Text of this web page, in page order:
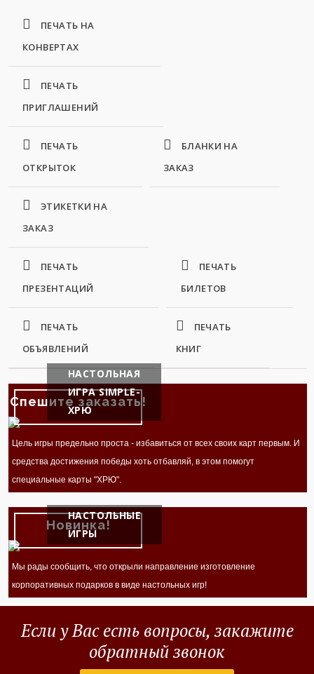
ПЕЧАТЬ НА
КОНВЕРТАХ
ПЕЧАТЬ
ПРИГЛАШЕНИЙ
ПЕЧАТЬ
ОТКРЫТОК
БЛАНКИ НА
ЗАКАЗ
ЭТИКЕТКИ НА
ЗАКАЗ
ПЕЧАТЬ
ПРЕЗЕНТАЦИЙ
ПЕЧАТЬ
БИЛЕТОВ
ПЕЧАТЬ
ОБЪЯВЛЕНИЙ
ПЕЧАТЬ
КНИГ
Спешите заказать!
НАСТОЛЬНАЯ
ИГРА SIMPLE-
ХРЮ
Цель игры предельно проста - избавиться от всех своих карт первым. И
средства достижения победы хоть отбавляй, в этом помогут
специальные карты "ХРЮ".
Новинка!
НАСТОЛЬНЫЕ
ИГРЫ
Мы рады сообщить, что открыли направление изготовление
корпоративных подарков в виде настольных игр!
Если у Вас есть вопросы, закажите
обратный звонок